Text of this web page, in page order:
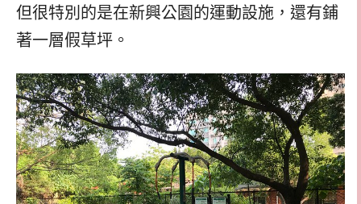
但很特別的是在新興公園的運動設施，還有鋪
著一層假草坪。